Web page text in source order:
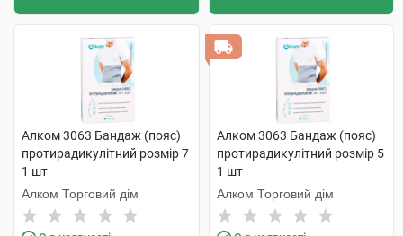
Алком 3063 Бандаж (пояс)
протирадикулітний розмір 7
1 шт
Алком Торговий дім
Алком 3063 Бандаж (пояс)
протирадикулітний розмір 5
1 шт
Алком Торговий дім